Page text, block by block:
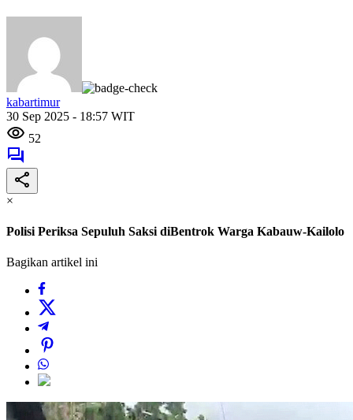
kabartimur
30 Sep 2025 - 18:57 WIT
52
×
Polisi Periksa Sepuluh Saksi diBentrok Warga Kabauw-Kailolo
Bagikan artikel ini